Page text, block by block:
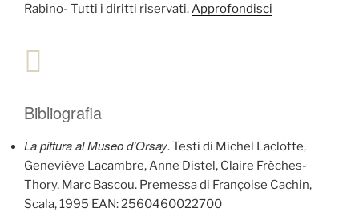
Rabino- Tutti i diritti riservati.Approfondisci
Bibliografia
La pittura al Museo d’Orsay. Testi di Michel Laclotte,
Geneviève Lacambre, Anne Distel, Claire Frèches-
Thory, Marc Bascou. Premessa di Françoise Cachin,
Scala, 1995 EAN: 2560460022700